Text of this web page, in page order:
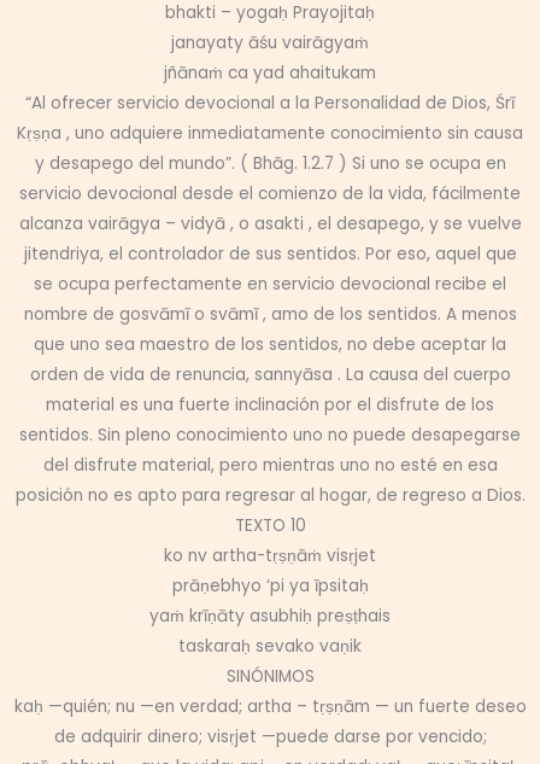
bhakti – yogaḥ Prayojitaḥ
janayaty āśu vairāgyaṁ
jñānaṁ ca yad ahaitukam
“Al ofrecer servicio devocional a la Personalidad de Dios, Śrī
Kṛṣṇa , uno adquiere inmediatamente conocimiento sin causa
y desapego del mundo”. ( Bhāg. 1.2.7 ) Si uno se ocupa en
servicio devocional desde el comienzo de la vida, fácilmente
alcanza vairāgya – vidyā , o asakti , el desapego, y se vuelve
jitendriya, el controlador de sus sentidos. Por eso, aquel que
se ocupa perfectamente en servicio devocional recibe el
nombre de gosvāmī o svāmī , amo de los sentidos. A menos
que uno sea maestro de los sentidos, no debe aceptar la
orden de vida de renuncia, sannyāsa . La causa del cuerpo
material es una fuerte inclinación por el disfrute de los
sentidos. Sin pleno conocimiento uno no puede desapegarse
del disfrute material, pero mientras uno no esté en esa
posición no es apto para regresar al hogar, de regreso a Dios.
TEXTO 10
ko nv artha-tṛṣṇāṁ visṛjet
prāṇebhyo ‘pi ya īpsitaḥ
yaṁ krīṇāty asubhiḥ preṣṭhais
taskaraḥ sevako vaṇik
SINÓNIMOS
kaḥ —quién; nu —en verdad; artha – tṛṣṇām — un fuerte deseo
de adquirir dinero; visṛjet —puede darse por vencido;